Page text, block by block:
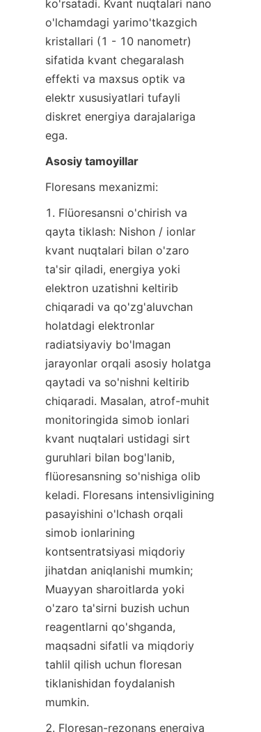
ko'rsatadi. Kvant nuqtalari nano
o'lchamdagi yarimo'tkazgich
kristallari (1 - 10 nanometr)
sifatida kvant chegaralash
effekti va maxsus optik va
elektr xususiyatlari tufayli
diskret energiya darajalariga
ega.
Asosiy tamoyillar
Floresans mexanizmi:
1. Flüoresansni o'chirish va
qayta tiklash: Nishon / ionlar
kvant nuqtalari bilan o'zaro
ta'sir qiladi, energiya yoki
elektron uzatishni keltirib
chiqaradi va qo'zg'aluvchan
holatdagi elektronlar
radiatsiyaviy bo'lmagan
jarayonlar orqali asosiy holatga
qaytadi va so'nishni keltirib
chiqaradi. Masalan, atrof-muhit
monitoringida simob ionlari
kvant nuqtalari ustidagi sirt
guruhlari bilan bog'lanib,
flüoresansning so'nishiga olib
keladi. Floresans intensivligining
pasayishini o'lchash orqali
simob ionlarining
kontsentratsiyasi miqdoriy
jihatdan aniqlanishi mumkin;
Muayyan sharoitlarda yoki
o'zaro ta'sirni buzish uchun
reagentlarni qo'shganda,
maqsadni sifatli va miqdoriy
tahlil qilish uchun floresan
tiklanishidan foydalanish
mumkin.
2. Floresan-rezonans energiya